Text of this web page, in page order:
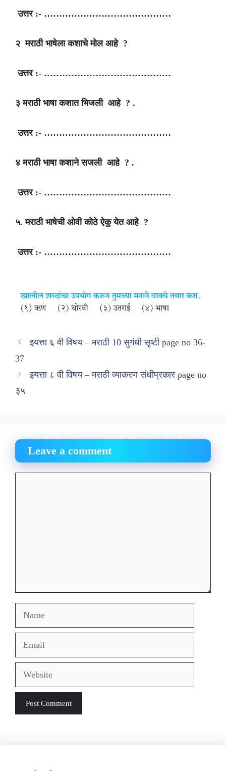
उत्तर :- ……………………………………
२ मराठी भाषेला कशाचे मोल आहे ?
उत्तर :- ……………………………………
३ मराठी भाषा कशात भिजली आहे ? .
उत्तर :- ……………………………………
४ मराठी भाषा कशाने सजली आहे ? .
उत्तर :- ……………………………………
५. मराठी भाषेची ओवी कोठे ऐकू येत आहे ?
उत्तर :- ……………………………………
इयत्ता ६ वी विषय – मराठी 10 सुगंधी सृष्टी page no 36-
37
इयत्ता ८ वी विषय – मराठी व्याकरण संधीप्रकार page no
३५
Leave a comment
Name
Email
Website